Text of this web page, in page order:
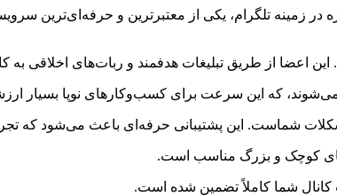
در زمینه تلگرام، یکی از معتبرترین و حرفه‌ای‌ترین
اعضا از طریق تبلیغات هدفمند و ربات‌های اخلاقی به
شماست. این پشتیبانی حرفه‌ای باعث می‌شود که
کوچک و بزرگ مناسب است.
کانال شما کاملاً تضمین شده است.